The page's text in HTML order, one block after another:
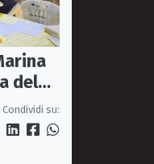
del
Condividi su: